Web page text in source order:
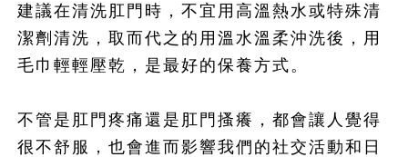
建議在清洗肛門時，不宜用高溫熱水或特殊清
潔劑清洗，取而代之的用溫水溫柔沖洗後，用
毛巾輕輕壓乾，是最好的保養方式。
不管是肛門疼痛還是肛門搔癢，都會讓人覺得
很不舒服，也會進而影響我們的社交活動和日